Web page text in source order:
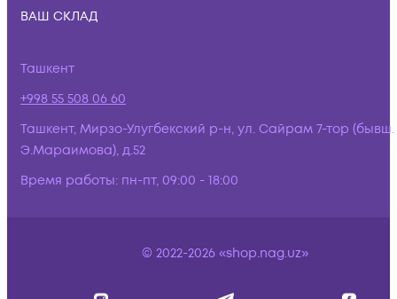
ВАШ СКЛАД
Ташкент
+998 55 508 06 60
Ташкент, Мирзо-Улугбекский р-н, ул. Сайрам 7-тор (бывш.
Э.Мараимова), д.52
Время работы: пн-пт, 09:00 - 18:00
© 2022-2026 «shop.nag.uz»